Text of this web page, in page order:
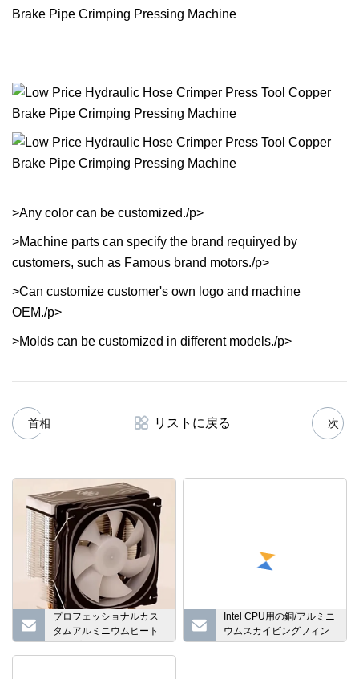
>Any color can be customized./p>
>Machine parts can specify the brand requiryed by
customers, such as Famous brand motors./p>
>Can customize customer's own logo and machine
OEM./p>
>Molds can be customized in different models./p>
首相 リストに戻る 次
プロフェッショナルカス
タムアルミニウムヒート
パイプヒートシンクエア
Intel CPU用の銅/アルミニ
ウムスカイビングフィン
とCNC加工電子ヒートシ